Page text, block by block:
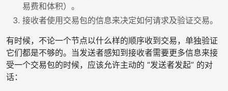
易费和体积）。
接收者使用交易包的信息来决定如何请求及验证交易。
有时候，不论一个节点以什么样的顺序收到交易，单独验证
它们都是不够的。当发送者感知到接收者需要更多信息来接
受一个交易包的时候，应该允许主动的 “发送者发起” 的对
话：